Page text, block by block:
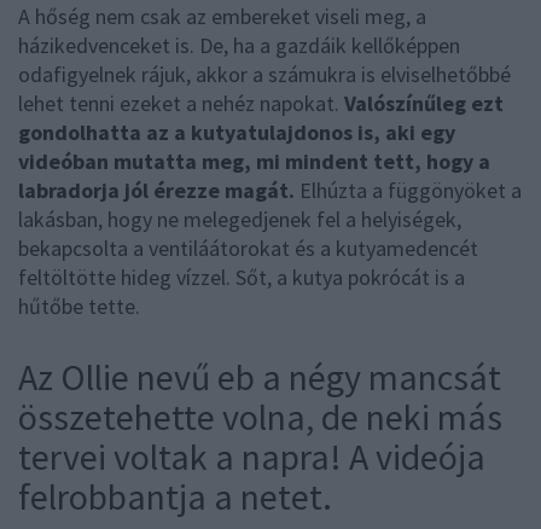
A hőség nem csak az embereket viseli meg, a
házikedvenceket is. De, ha a gazdáik kellőképpen
odafigyelnek rájuk, akkor a számukra is elviselhetőbbé
lehet tenni ezeket a nehéz napokat. Valószínűleg ezt
gondolhatta az a kutyatulajdonos is, aki egy
videóban mutatta meg, mi mindent tett, hogy a
labradorja jól érezze magát. Elhúzta a függönyöket a
lakásban, hogy ne melegedjenek fel a helyiségek,
bekapcsolta a ventiláátorokat és a kutyamedencét
feltöltötte hideg vízzel. Sőt, a kutya pokrócát is a
hűtőbe tette.
Az Ollie nevű eb a négy mancsát
összetehette volna, de neki más
tervei voltak a napra! A videója
felrobbantja a netet.